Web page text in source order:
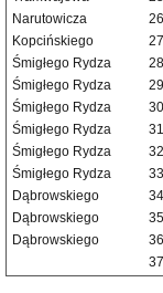
Narutowicza
Kopcińskiego
Śmigłego Rydza
Śmigłego Rydza
Śmigłego Rydza
Śmigłego Rydza
Śmigłego Rydza
Śmigłego Rydza
Dąbrowskiego
Dąbrowskiego
Dąbrowskiego